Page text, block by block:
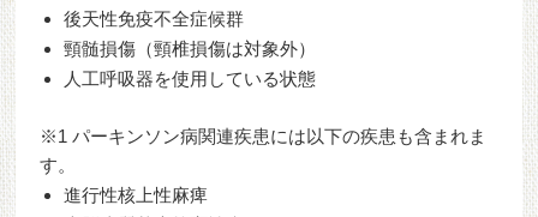
後天性免疫不全症候群
頸髄損傷（頸椎損傷は対象外）
人工呼吸器を使用している状態
※1 パーキンソン病関連疾患には以下の疾患も含まれま
す。
進行性核上性麻痺